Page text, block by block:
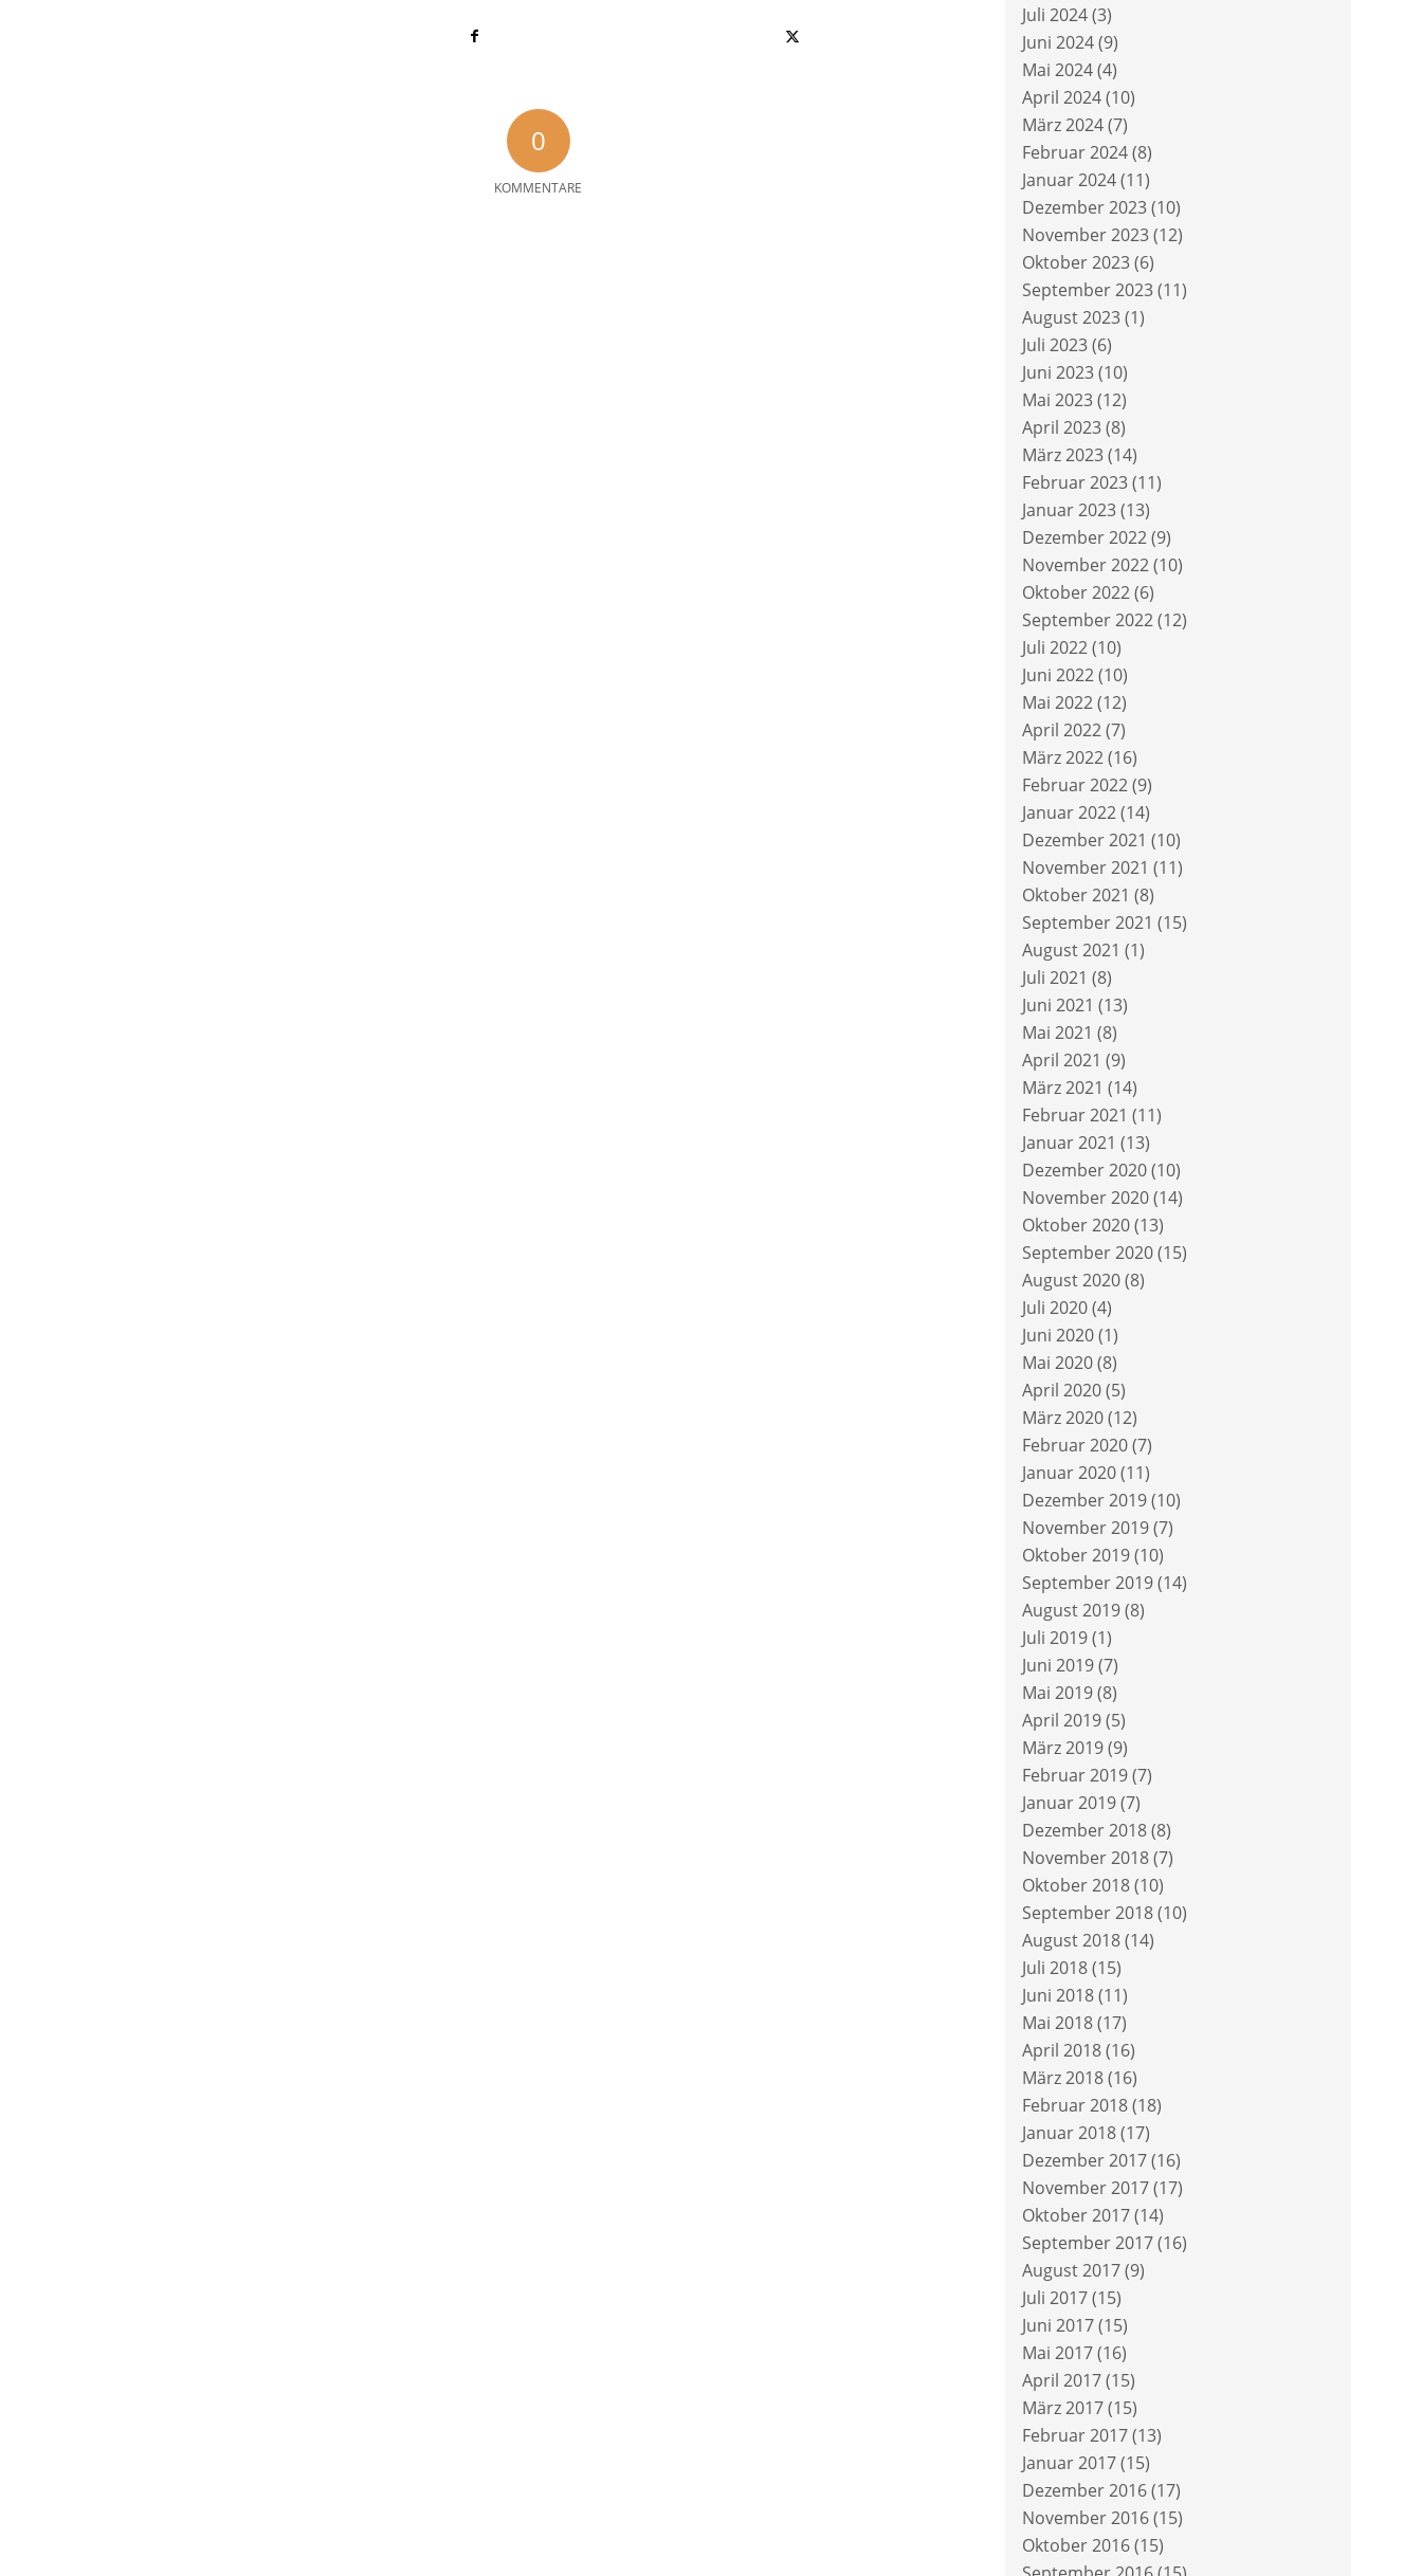
0
KOMMENTARE
Juli 2024(3)
Juni 2024(9)
Mai 2024(4)
April 2024(10)
März 2024(7)
Februar 2024(8)
Januar 2024(11)
Dezember 2023(10)
November 2023(12)
Oktober 2023(6)
September 2023(11)
August 2023(1)
Juli 2023(6)
Juni 2023(10)
Mai 2023(12)
April 2023(8)
März 2023(14)
Februar 2023(11)
Januar 2023(13)
Dezember 2022(9)
November 2022(10)
Oktober 2022(6)
September 2022(12)
Juli 2022(10)
Juni 2022(10)
Mai 2022(12)
April 2022(7)
März 2022(16)
Februar 2022(9)
Januar 2022(14)
Dezember 2021 (10)
November 2021 (11)
Oktober 2021 (8)
September 2021 (15)
August 2021 (1)
Juli 2021 (8)
Juni 2021 (13)
Mai 2021 (8)
April 2021 (9)
März 2021 (14)
Februar 2021 (11)
Januar 2021 (13)
Dezember 2020(10)
November 2020(14)
Oktober 2020(13)
September 2020(15)
August 2020(8)
Juli 2020(4)
Juni 2020(1)
Mai 2020(8)
April 2020(5)
März 2020(12)
Februar 2020(7)
Januar 2020(11)
Dezember 2019(10)
November 2019(7)
Oktober 2019(10)
September 2019(14)
August 2019(8)
Juli 2019(1)
Juni 2019(7)
Mai 2019(8)
April 2019(5)
März 2019(9)
Februar 2019(7)
Januar 2019(7)
Dezember 2018(8)
November 2018(7)
Oktober 2018(10)
September 2018(10)
August 2018(14)
Juli 2018(15)
Juni 2018(11)
Mai 2018(17)
April 2018(16)
März 2018(16)
Februar 2018(18)
Januar 2018(17)
Dezember 2017(16)
November 2017(17)
Oktober 2017(14)
September 2017(16)
August 2017(9)
Juli 2017(15)
Juni 2017(15)
Mai 2017(16)
April 2017(15)
März 2017(15)
Februar 2017(13)
Januar 2017(15)
Dezember 2016(17)
November 2016(15)
Oktober 2016(15)